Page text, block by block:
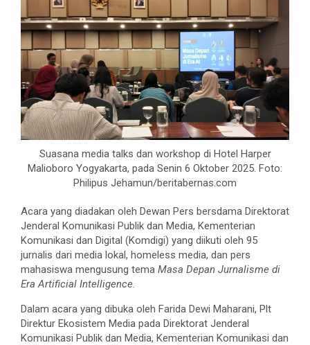
Suasana media talks dan workshop di Hotel Harper
Malioboro Yogyakarta, pada Senin 6 Oktober 2025. Foto:
Philipus Jehamun/beritabernas.com
Acara yang diadakan oleh Dewan Pers bersdama Direktorat
Jenderal Komunikasi Publik dan Media, Kementerian
Komunikasi dan Digital (Komdigi) yang diikuti oleh 95
jurnalis dari media lokal, homeless media, dan pers
mahasiswa mengusung tema Masa Depan Jurnalisme di
Era Artificial Intelligence.
Dalam acara yang dibuka oleh Farida Dewi Maharani, Plt
Direktur Ekosistem Media pada Direktorat Jenderal
Komunikasi Publik dan Media, Kementerian Komunikasi dan